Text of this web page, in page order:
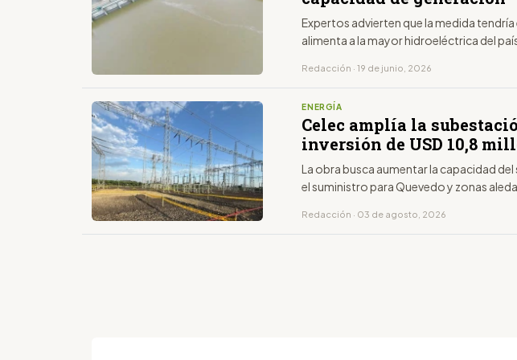
Expertos advierten que la medida
alimenta a la mayor hidroeléctrica del
Redacción · 19 de junio, 2026
ENERGÍA
Celec amplía la
inversión de USD 10,8
La obra busca aumentar la capacidad
el suministro para Quevedo y zonas
Redacción · 03 de agosto, 2026